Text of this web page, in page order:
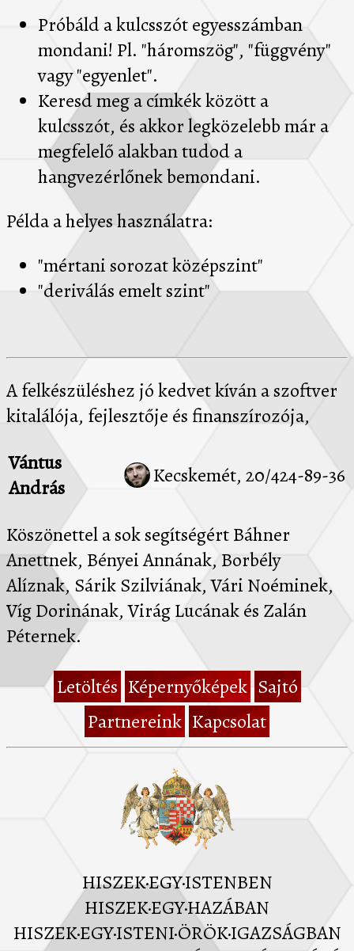
Próbáld a kulcsszót egyesszámban
mondani! Pl. "háromszög", "függvény"
vagy "egyenlet".
Keresd meg a címkék között a
kulcsszót, és akkor legközelebb már a
megfelelő alakban tudod a
hangvezérlőnek bemondani.
Példa a helyes használatra:
"mértani sorozat középszint"
"deriválás emelt szint"
A felkészüléshez jó kedvet kíván a szoftver
kitalálója, fejlesztője és finanszírozója,
Vántus
András
Kecskemét, 20/424-89-36
Köszönettel a sok segítségért Báhner
Anettnek, Bényei Annának, Borbély
Alíznak, Sárik Szilviának, Vári Noéminek,
Víg Dorinának, Virág Lucának és Zalán
Péternek.
Letöltés Képernyőképek Sajtó
Partnereink Kapcsolat
HISZEK·EGY·ISTENBEN
HISZEK·EGY·HAZÁBAN
HISZEK·EGY·ISTENI·ÖRÖK·IGAZSÁGBAN